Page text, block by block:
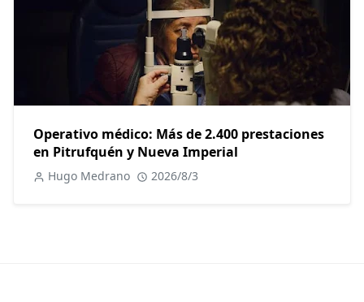
Operativo médico: Más de 2.400 prestaciones
en Pitrufquén y Nueva Imperial
Hugo Medrano 2026/8/3